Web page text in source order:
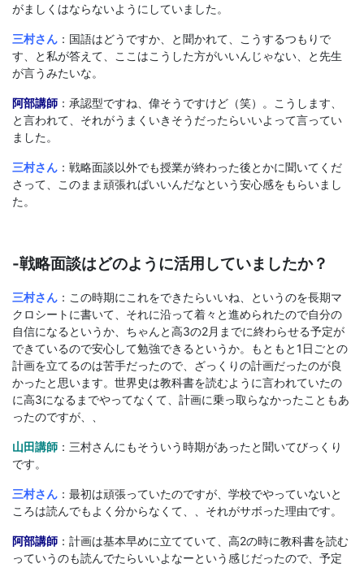
がましくはならないようにしていました。
三村さん ：国語はどうですか、と聞かれて、こうするつもりで
す、と私が答えて、ここはこうした方がいいんじゃない、と先生
が言うみたいな。
阿部講師 ：承認型ですね、偉そうですけど（笑）。こうします、
と言われて、それがうまくいきそうだったらいいよって言ってい
ました。
三村さん ：戦略面談以外でも授業が終わった後とかに聞いてくだ
さって、このまま頑張ればいいんだなという安心感をもらいまし
た。
-戦略面談はどのように活用していましたか？
三村さん ：この時期にこれをできたらいいね、というのを長期マ
クロシートに書いて、それに沿って着々と進められたので自分の
自信になるというか、ちゃんと高3の2月までに終わらせる予定が
できているので安心して勉強できるというか。もともと1日ごとの
計画を立てるのは苦手だったので、ざっくりの計画だったのが良
かったと思います。世界史は教科書を読むように言われていたの
に高3になるまでやってなくて、計画に乗っ取らなかったこともあ
ったのですが、、
山田講師 ：三村さんにもそういう時期があったと聞いてびっくり
です。
三村さん ：最初は頑張っていたのですが、学校でやっていないと
ころは読んでもよく分からなくて、、それがサボった理由です。
阿部講師 ：計画は基本早めに立てていて、高2の時に教科書を読む
っていうのも読んでたらいいよなーという感じだったので、予定